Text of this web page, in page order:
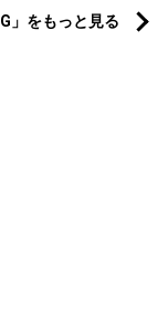
」をもっと見る